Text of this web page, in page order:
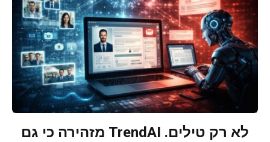
לא רק טילים. TrendAI מזהירה כי גם